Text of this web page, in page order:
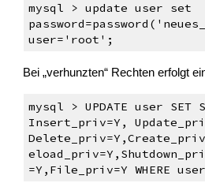
mysql > update user set
user='root';
Bei „verhunzten“ Rechten erfolgt
mysql > UPDATE user
Insert_priv=Y,
=Y,File_priv=Y WHERE